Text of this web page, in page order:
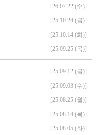
[26.07.22 (수)]
[25.10.24 (금)]
[25.10.14 (화)]
[25.09.25 (목)]
[25.09.12 (금)]
[25.09.03 (수)]
[25.08.25 (월)]
[25.08.14 (목)]
[25.08.05 (화)]